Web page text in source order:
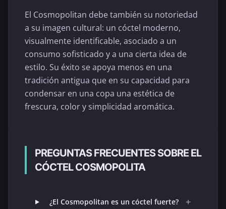
El Cosmopolitan debe también su notoriedad
a su imagen cultural: un cóctel moderno,
visualmente identificable, asociado a un
consumo sofisticado y a una cierta idea de
estilo. Su éxito se apoya menos en una
tradición antigua que en su capacidad para
condensar en una copa una estética de
frescura, color y simplicidad aromática.
PREGUNTAS FRECUENTES SOBRE EL
CÓCTEL COSMOPOLITA
¿El Cosmopolitan es un cóctel fuerte? +